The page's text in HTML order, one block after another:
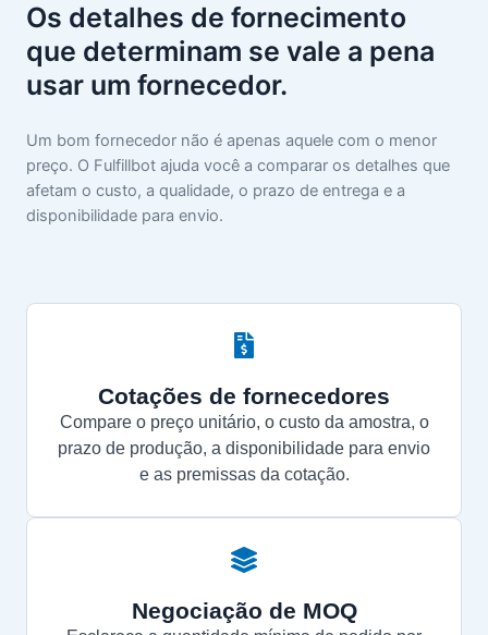
Os detalhes de fornecimento
que determinam se vale a pena
usar um fornecedor.
Um bom fornecedor não é apenas aquele com o menor
preço. O Fulfillbot ajuda você a comparar os detalhes que
afetam o custo, a qualidade, o prazo de entrega e a
disponibilidade para envio.
Cotações de fornecedores
Compare o preço unitário, o custo da amostra, o
prazo de produção, a disponibilidade para envio
e as premissas da cotação.
Negociação de MOQ